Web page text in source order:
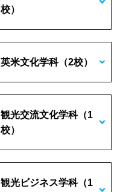
校）
英米文化学科（2校）
観光交流文化学科（1
校）
観光ビジネス学科（1